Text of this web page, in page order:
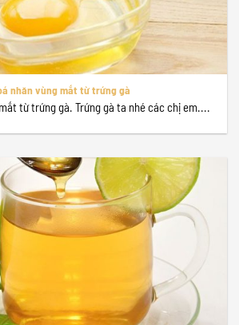
nhăn vùng mắt từ trứng gà
từ trứng gà. Trứng gà ta nhé các chị em....